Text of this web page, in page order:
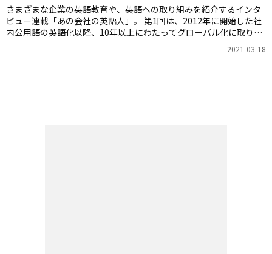
さまざまな企業の英語教育や、英語への取り組みを紹介するインタ
ビュー連載「あの会社の英語人」。 第1回は、2012年に開始した社
内公用語の英語化以降、10年以上にわたってグローバル化に取り組
む楽天株式会社にフォーカスします。英語を使った現在の働き方や
コミュニケーションについて、広報部の渡邊良太郎さんと與語めぐ
みさんに伺いました。
2021-03-18